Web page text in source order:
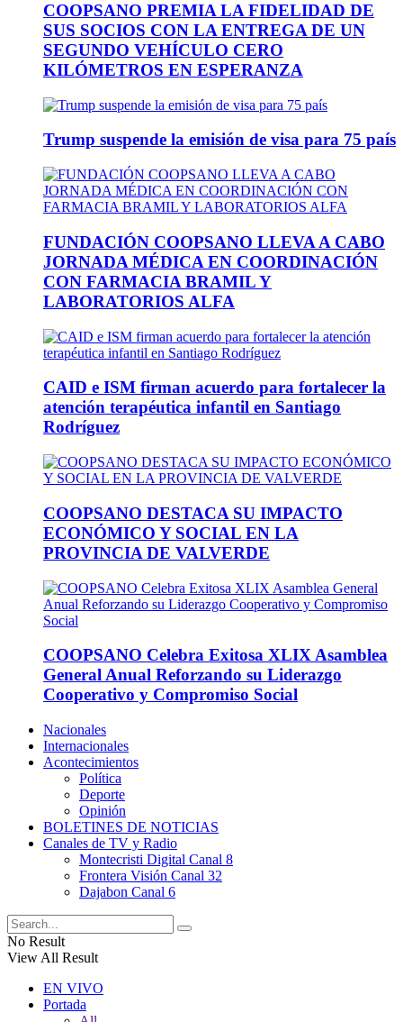
COOPSANO PREMIA LA FIDELIDAD DE
SUS SOCIOS CON LA ENTREGA DE UN
SEGUNDO VEHÍCULO CERO
KILÓMETROS EN ESPERANZA
Trump suspende la emisión de visa para 75 país
FUNDACIÓN COOPSANO LLEVA A CABO
JORNADA MÉDICA EN COORDINACIÓN
CON FARMACIA BRAMIL Y
LABORATORIOS ALFA
CAID e ISM firman acuerdo para fortalecer la
atención terapéutica infantil en Santiago
Rodríguez
COOPSANO DESTACA SU IMPACTO
ECONÓMICO Y SOCIAL EN LA
PROVINCIA DE VALVERDE
COOPSANO Celebra Exitosa XLIX Asamblea
General Anual Reforzando su Liderazgo
Cooperativo y Compromiso Social
Nacionales
Internacionales
Acontecimientos
Política
Deporte
Opinión
BOLETINES DE NOTICIAS
Canales de TV y Radio
Montecristi Digital Canal 8
Frontera Visión Canal 32
Dajabon Canal 6
No Result
View All Result
EN VIVO
Portada